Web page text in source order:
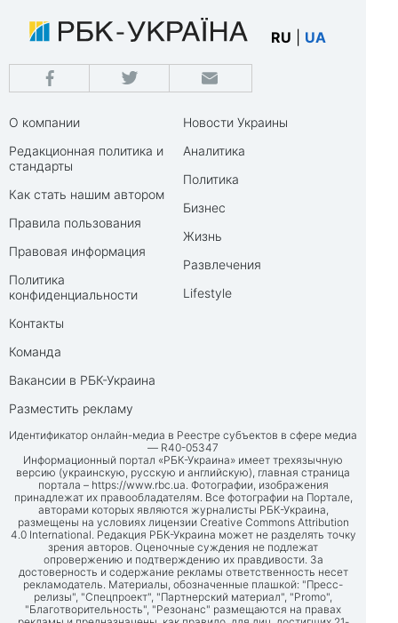
RU UA
О компании
Редакционная политика и
стандарты
Как стать нашим автором
Правила пользования
Правовая информация
Политика
конфиденциальности
Контакты
Команда
Вакансии в РБК-Украина
Разместить рекламу
Новости Украины
Аналитика
Политика
Бизнес
Жизнь
Развлечения
Lifestyle
Идентификатор онлайн-медиа в Реестре субъектов в сфере медиа
— R40-05347
Информационный портал «РБК-Украина» имеет трехязычную
версию (украинскую, русскую и английскую), главная страница
портала – https://www.rbc.ua. Фотографии, изображения
принадлежат их правообладателям. Все фотографии на Портале,
авторами которых являются журналисты РБК-Украина,
размещены на условиях лицензии Creative Commons Attribution
4.0 International. Редакция РБК-Украина может не разделять точку
зрения авторов. Оценочные суждения не подлежат
опровержению и подтверждению их правдивости. За
достоверность и содержание рекламы ответственность несет
рекламодатель. Материалы, обозначенные плашкой: "Пресс-
релизы", "Спецпроект", "Партнерский материал", "Promo",
"Благотворительность", "Резонанс" размещаются на правах